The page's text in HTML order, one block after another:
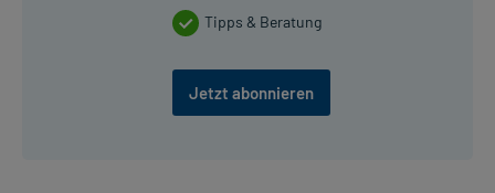
Tipps & Beratung
Jetzt abonnieren